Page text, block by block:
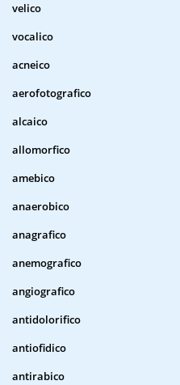
velico
vocalico
acneico
aerofotografico
alcaico
allomorfico
amebico
anaerobico
anagrafico
anemografico
angiografico
antidolorifico
antiofidico
antirabico